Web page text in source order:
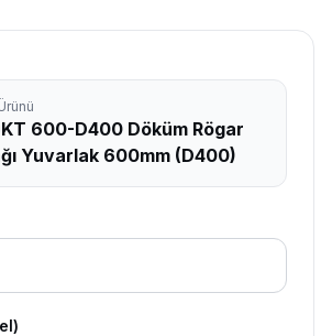
600-D400 Döküm Rögar
Yuvarlak 600mm (D400)